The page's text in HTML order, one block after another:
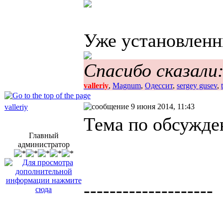
Уже
Спасибо
valleriy, Magnum, Одессит, sergey gusev,
valleriy 9 июня 2014, 11:43
Главный
администратор
Тема по
--------------------